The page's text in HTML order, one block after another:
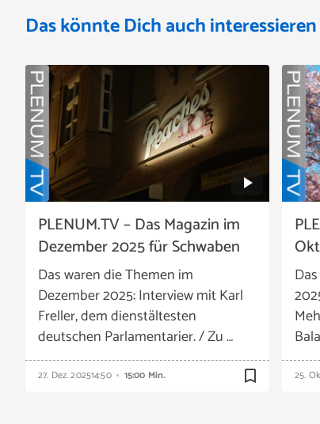
Das könnte Dich auch interessieren
PLENUM.TV – Das Magazin im
Dezember 2025 für Schwaben
Das waren die Themen im
Dezember 2025: Interview mit Karl
Freller, dem dienstältesten
deutschen Parlamentarier. / Zu …
27. Dez. 202514:50 15:00 Min. bookmark_border 25.